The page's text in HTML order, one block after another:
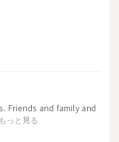
Friends and family and
もっと見る